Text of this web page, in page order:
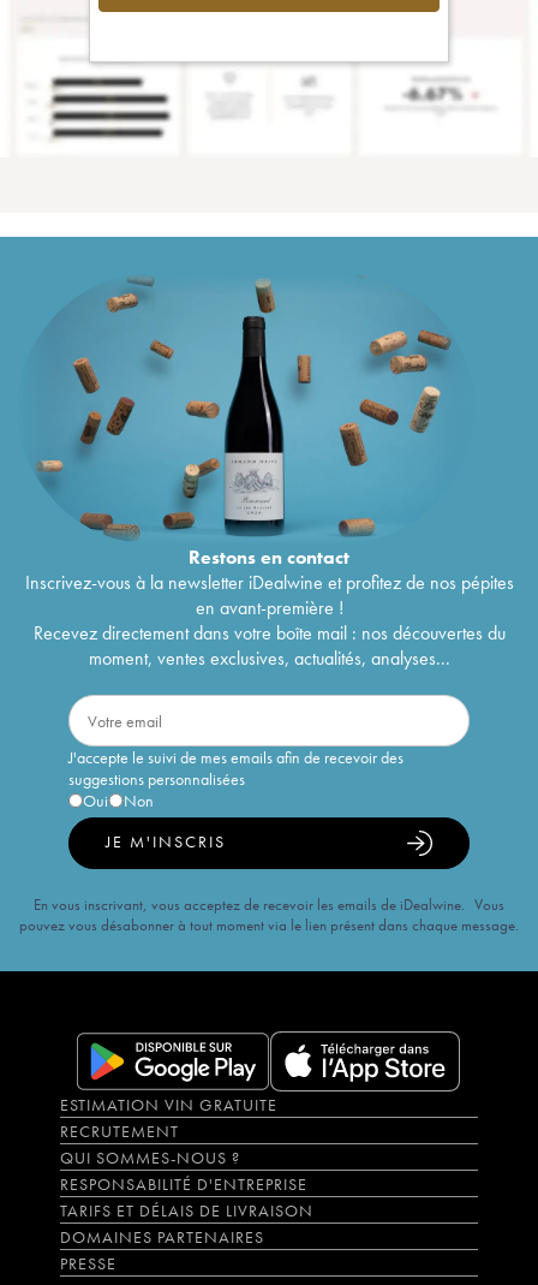
Restons encontact
Inscrivez-vous à la newsletter iDealwine et profitez de nos pépites
en avant-première !
Recevez directement dans votre boîte mail : nos découvertes du
moment, ventes exclusives, actualités, analyses...
J'accepte le suivi de mes emails afin de recevoir des
suggestions personnalisées
Oui
Non
JE M'INSCRIS
En vous inscrivant, vous acceptez de recevoir les emails de iDealwine. Vous
pouvez vous désabonner à tout moment via le lien présent dans chaque message.
ESTIMATION VIN GRATUITE
RECRUTEMENT
QUI SOMMES-NOUS ?
RESPONSABILITÉ D'ENTREPRISE
TARIFS ET DÉLAIS DE LIVRAISON
DOMAINES PARTENAIRES
PRESSE